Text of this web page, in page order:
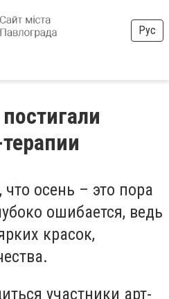
Рус
что осень – это пора
ошибается, ведь
красок,
участники арт-